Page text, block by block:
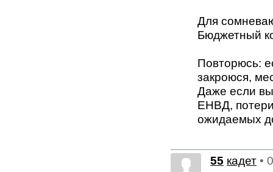
Для
Бюджетный
Повторюсь:
закроюся,
Даже если
ЕНВД,
ожидаемых
55 кадет •